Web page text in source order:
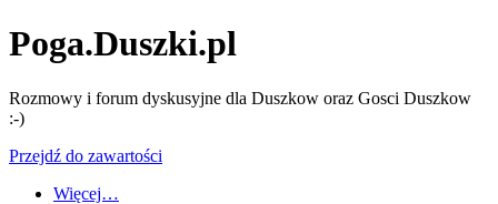
Poga.Duszki.pl
Rozmowy i forum dyskusyjne dla Duszkow oraz Gosci Duszkow
:-)
Przejdź do zawartości
Więcej…